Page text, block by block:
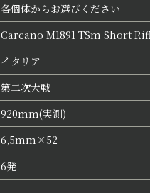
各個体からお選びください
Carcano M1891 TSm Short
イタリア
第二次大戦
920mm(実測)
6,5mm×52
6発